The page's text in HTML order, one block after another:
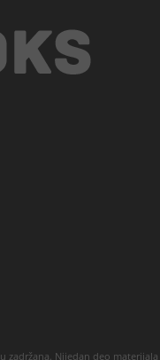
zadržana. Nijedan deo materijala